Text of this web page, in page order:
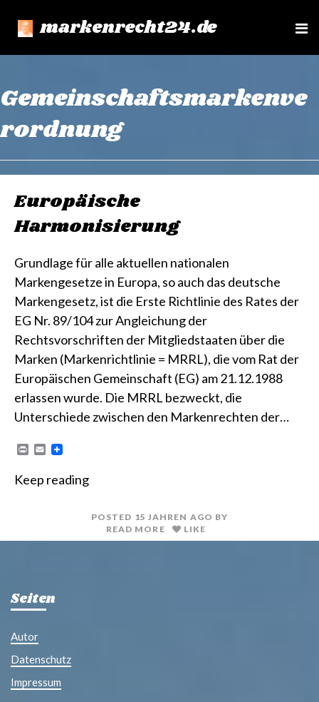
markenrecht24.de
e
Gemeinschaftsmarkenve
rordnung
Europäische
Harmonisierung
Grundlage für alle aktuellen nationalen
Markengesetze in Europa, so auch das deutsche
Markengesetz, ist die Erste Richtlinie des Rates der
EG Nr. 89/104 zur Angleichung der
Rechtsvorschriften der Mitgliedstaaten über die
Marken (Markenrichtlinie = MRRL), die vom Rat der
Europäischen Gemeinschaft (EG) am 21.12.1988
erlassen wurde. Die MRRL bezweckt, die
Unterschiede zwischen den Markenrechten der…
n
E
i
Keep reading
POSTED 15 JAHREN AGO BY
READ MORE
LIKE
Seiten
Autor
Datenschutz
Impressum